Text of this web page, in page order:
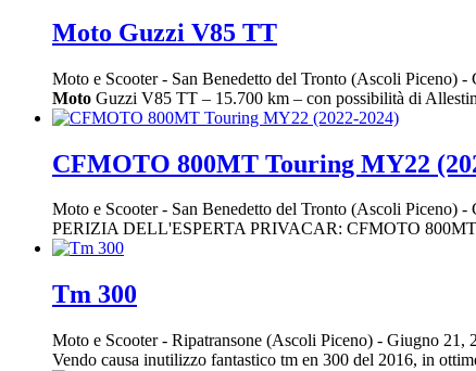
Moto Guzzi V85 TT
Moto e Scooter- San Benedetto del Tronto (Ascoli Piceno) -
Moto Guzzi V85 TT – 15.700 km – con possibilità di
CFMOTO 800MT Touring MY22
Moto e Scooter- San Benedetto del Tronto (Ascoli Piceno) -
PERIZIA DELL'ESPERTA PRIVACAR: CFMOTO 800MT
Tm 300
Moto e Scooter- Ripatransone (Ascoli Piceno) - Giugno 21,
Vendo causa inutilizzo fantastico tm en 300 del 2016, in